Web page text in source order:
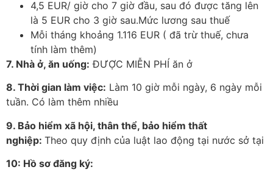
4,5 EUR/ giờ cho 7 giờ đầu, sau đó được tăng lên
là 5 EUR cho 3 giờ sau.Mức lương sau thuế
Mỗi tháng khoảng 1.116 EUR ( đã trừ thuế, chưa
tính làm thêm)
7. Nhà ở, ăn uống: ĐƯỢC MIỄN PHÍ ăn ở
8. Thời gian làm việc: Làm 10 giờ mỗi ngày, 6 ngày mỗi
tuần. Có làm thêm nhiều
9. Bảo hiểm xã hội, thân thể, bảo hiểm thất
nghiệp: Theo quy định của luật lao động tại nước sở tại
10: Hồ sơ đăng ký: